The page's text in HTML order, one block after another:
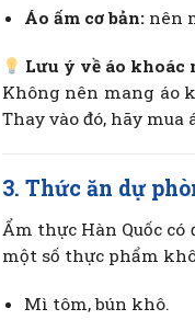
Áo ấm cơ bản:nên
Lưu ý về áo khoác
Không nên mang áo
Thay vào đó, hãy
3. Thức ăn dự
Ẩm thực Hàn Quốc có
một số thực phẩm
Mì tôm, bún khô.